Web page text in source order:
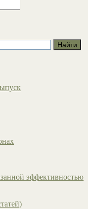
эффективностью